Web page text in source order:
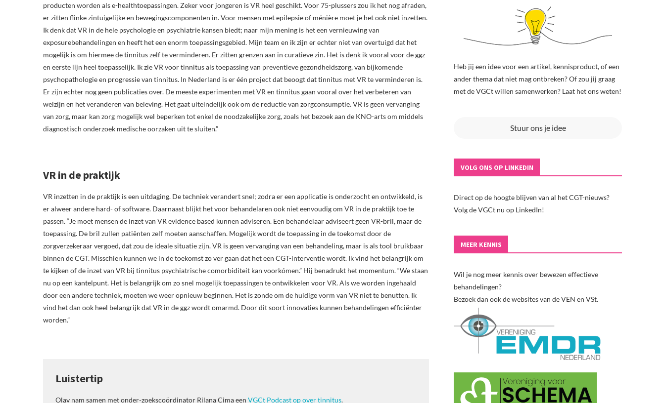
producten worden als e-healthtoepassingen. Zeker voor jongeren is VR heel geschikt. Voor 75-plussers zou ik het nog afraden,
er zitten flinke zintuigelijke en bewegingscomponenten in. Voor mensen met epilepsie of ménière moet je het ook niet inzetten.
Ik denk dat VR in de hele psychologie en psychiatrie kansen biedt; naar mijn mening is het een vernieuwing van
exposurebehandelingen en heeft het een enorm toepassingsgebied. Mijn team en ik zijn er echter niet van overtuigd dat het
mogelijk is om hiermee de tinnitus zelf te verminderen. Er zitten grenzen aan in curatieve zin. Het is denk ik vooral voor de ggz
en eerste lijn heel toepasselijk. Ik zie VR voor tinnitus als toepassing van preventieve gezondheidszorg, van bijkomende
psychopathologie en progressie van tinnitus. In Nederland is er één project dat beoogt dat tinnitus met VR te verminderen is.
Er zijn echter nog geen publicaties over. De meeste experimenten met VR en tinnitus gaan vooral over het verbeteren van
welzijn en het veranderen van beleving. Het gaat uiteindelijk ook om de reductie van zorgconsumptie. VR is geen vervanging
van zorg, maar kan zorg mogelijk wel beperken tot enkel de noodzakelijke zorg, zoals het bezoek aan de KNO-arts om middels
diagnostisch onderzoek medische oorzaken uit te sluiten.”
VR in de praktijk
VR inzetten in de praktijk is een uitdaging. De techniek verandert snel; zodra er een applicatie is onderzocht en ontwikkeld, is
er alweer andere hard- of software. Daarnaast blijkt het voor behandelaren ook niet eenvoudig om VR in de praktijk toe te
passen. “Je moet mensen de inzet van VR evidence based kunnen adviseren. Een behandelaar adviseert geen VR-bril, maar de
toepassing. De bril zullen patiënten zelf moeten aanschaffen. Mogelijk wordt de toepassing in de toekomst door de
zorgverzekeraar vergoed, dat zou de ideale situatie zijn. VR is geen vervanging van een behandeling, maar is als tool bruikbaar
binnen de CGT. Misschien kunnen we in de toekomst zo ver gaan dat het een CGT-interventie wordt. Ik vind het belangrijk om
te kijken of de inzet van VR bij tinnitus psychiatrische comorbiditeit kan voorkómen.” Hij benadrukt het momentum. “We staan
nu op een kantelpunt. Het is belangrijk om zo snel mogelijk toepassingen te ontwikkelen voor VR. Als we worden ingehaald
door een andere techniek, moeten we weer opnieuw beginnen. Het is zonde om de huidige vorm van VR niet te benutten. Ik
vind het dan ook heel belangrijk dat VR in de ggz wordt omarmd. Door dit soort innovaties kunnen behandelingen efficiënter
worden.”
Luistertip
Olav nam samen met onder-zoekscoördinator Rilana Cima een VGCt Podcast op over tinnitus.
Heb jij een idee voor een artikel, kennisproduct, of een
ander thema dat niet mag ontbreken? Of zou jij graag
met de VGCt willen samenwerken? Laat het ons weten!
Stuur ons je idee
VOLG ONS OP LINKEDIN
Direct op de hoogte blijven van al het CGT-nieuws?
Volg de VGCt nu op LinkedIn!
MEER KENNIS
Wil je nog meer kennis over bewezen effectieve
behandelingen?
Bezoek dan ook de websites van de VEN en VSt.